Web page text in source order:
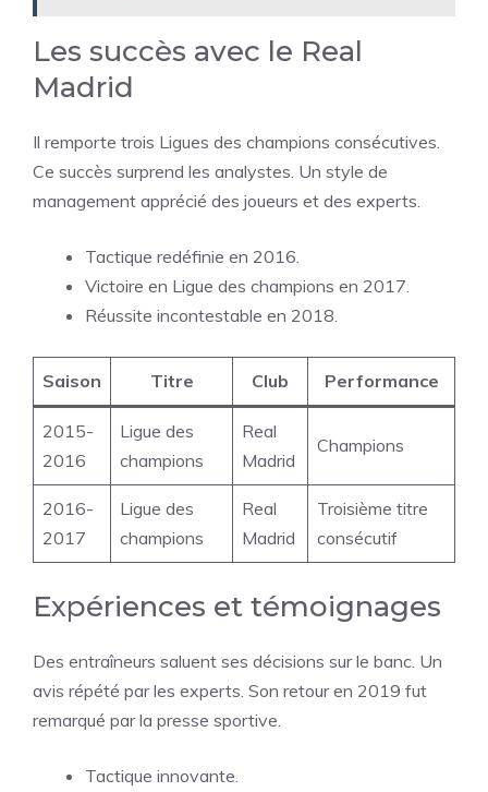
Les succès avec le Real
Madrid
Il remporte trois Ligues des champions consécutives.
Ce succès surprend les analystes. Un style de
management apprécié des joueurs et des experts.
Tactique redéfinie en 2016.
Victoire en Ligue des champions en 2017.
Réussite incontestable en 2018.
Saison Titre Club Performance
2015-
2016
Ligue des
champions
Real
Madrid
Champions
2016-
2017
Ligue des
champions
Real
Madrid
Troisième titre
consécutif
Expériences et témoignages
Des entraîneurs saluent ses décisions sur le banc. Un
avis répété par les experts. Son retour en 2019 fut
remarqué par la presse sportive.
Tactique innovante.